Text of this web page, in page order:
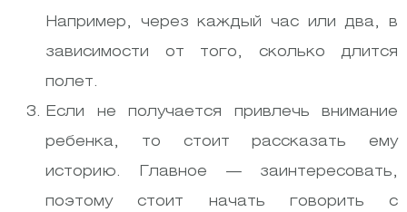
Например, через каждый час или два, в
зависимости от того, сколько длится
полет.
Если не получается привлечь внимание
ребенка, то стоит рассказать ему
историю. Главное — заинтересовать,
поэтому стоит начать говорить с